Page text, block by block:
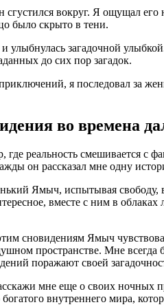
вокруг. Я ощущал
было скрыто в тени.
улыбнулась загадочной
до сих пор загадок.
я последовал за
во времена
реальность смешивается с
он рассказал мне одну
Ямыч, испытывая
вместе с ним в
этим сновидениям Ямыч
пространстве. Мне
поражают своей
мне еще о своих ночных
внутреннего мира,